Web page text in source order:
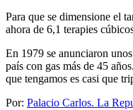
Para que se dimensione el
ahora de 6,1 terapies
En 1979 se anunciaron
país con gas más de 45
que tengamos es casi que
Por: Palacio Carlos. La